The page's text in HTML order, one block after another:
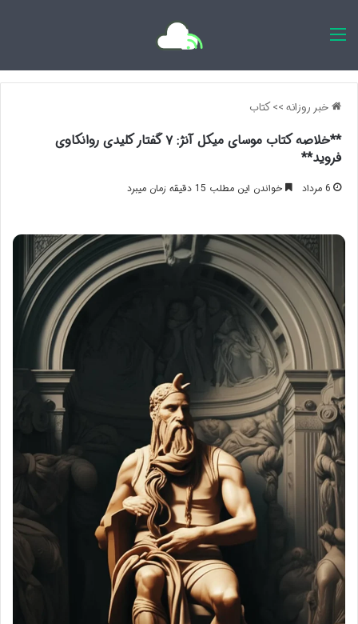
خبر روزانه>>کتاب
**خلاصه کتاب موسای میکل آنژ: ۷ گفتار کلیدی روانکاوی
فروید**
6 مرداد خواندن این مطلب 15 دقیقه زمان میبرد